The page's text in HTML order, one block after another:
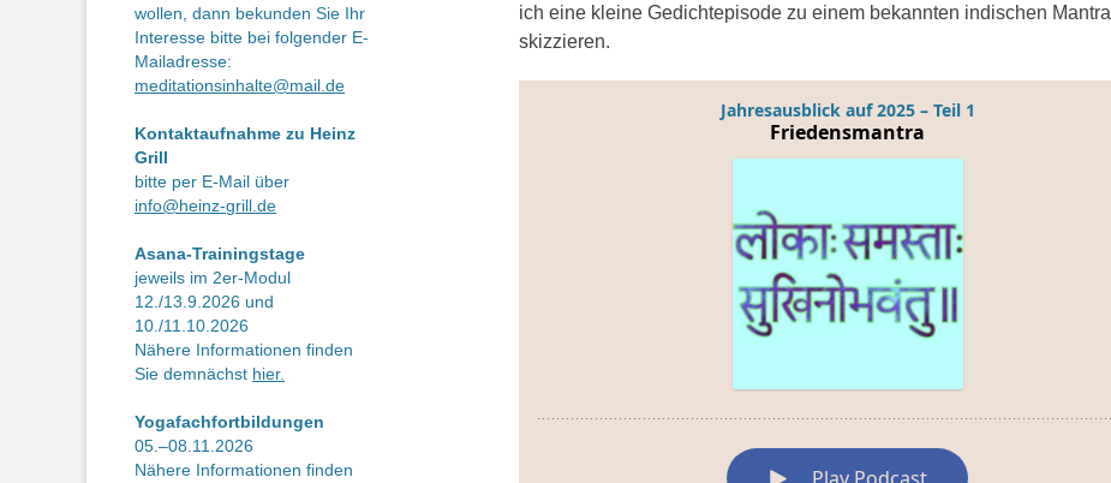
ich eine kleine Gedichtepisode zu einem bekannten indischen Mantra
skizzieren.
wollen, dann bekunden Sie Ihr
Interesse bitte bei folgender E-
Mailadresse:
meditationsinhalte@mail.de
Kontaktaufnahme zu Heinz
Grill
bitte per E-Mail über
info@heinz-grill.de
Asana-Trainingstage
jeweils im 2er-Modul
12./13.9.2026 und
10./11.10.2026
Nähere Informationen finden
Sie demnächst hier.
Yogafachfortbildungen
05.–08.11.2026
Nähere Informationen finden